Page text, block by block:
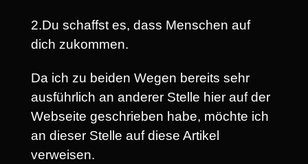
2.Du schaffst es, dass Menschen auf
dich zukommen.
Da ich zu beiden Wegen bereits sehr
ausführlich an anderer Stelle hier auf der
Webseite geschrieben habe, möchte ich
an dieser Stelle auf diese Artikel
verweisen.